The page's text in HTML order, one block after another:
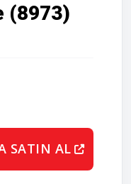
(8973)
SATIN AL